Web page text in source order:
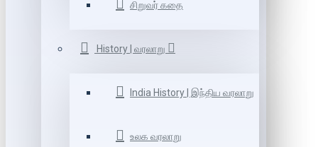
சிறுவர் கதை
History | வரலாறு
India History | இந்திய வரலாறு
உலக வரலாறு